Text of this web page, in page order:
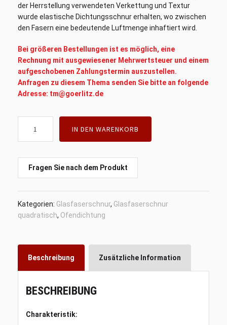
der Herrstellung verwendeten Verkettung und Textur
wurde elastische Dichtungsschnur erhalten, wo zwischen
den Fasern eine bedeutende Luftmenge inhaftiert wird.
Bei größeren Bestellungen ist es möglich, eine
Rechnung mit ausgewiesener Mehrwertsteuer und einem
aufgeschobenen Zahlungstermin auszustellen.
Anfragen zu diesem Thema senden Sie bitte an folgende
Adresse: tm@goerlitz.de
Dichtungsschnur,
quadratisch,
50mm
x
Dichte
g/cm3
Einheitsgewicht
2750
IN DEN WARENKORB
Fragen Sie nach dem Produkt
Kategorien: Glasfaserschnur, Glasfaserschnur
quadratisch, Ofendichtung
Beschreibung Zusätzliche Information
BESCHREIBUNG
Charakteristik: